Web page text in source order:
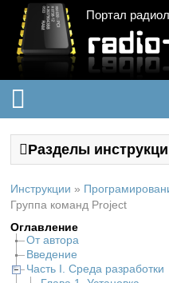
Портал
Разделы
Инструкции »
Группа команд Project
Оглавление
От автора
Введение
Часть I. Среда разработки